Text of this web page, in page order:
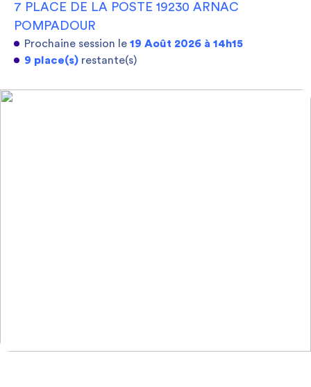
7 PLACE DE LA POSTE 19230 ARNAC
POMPADOUR
Prochaine session le 19 Août 2026 à 14h15
9 place(s) restante(s)